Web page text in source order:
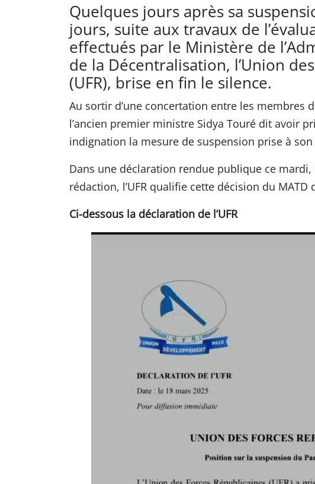
Quelques jours après sa
jours, suite aux travaux de
effectués par le Ministère de
de la Décentralisation, l’Union
(UFR), brise en fin le silence.
Au sortir d’une concertation entre les membres
l’ancien premier ministre Sidya Touré dit avoir
indignation la mesure de suspension prise à
Dans une déclaration rendue publique ce
rédaction, l’UFR qualifie cette décision du
Ci-dessous la déclaration de l’UFR